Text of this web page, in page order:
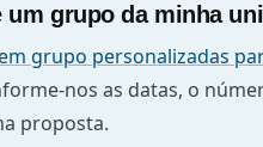
grupo da minha
grupo personalizadas
nos as datas, o
proposta.